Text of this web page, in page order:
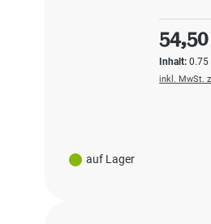
auf Lager
Inhalt:
inkl. MwSt.